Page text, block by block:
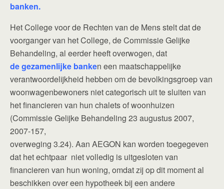
banken.
Het College voor de Rechten van de Mens stelt dat de
voorganger van het College, de Commissie Gelijke
Behandeling, al eerder heeft overwogen, dat
de gezamenlijke banken een maatschappelijke
verantwoordelijkheid hebben om de bevolkingsgroep van
woonwagenbewoners niet categorisch uit te sluiten van
het financieren van hun chalets of woonhuizen
(Commissie Gelijke Behandeling 23 augustus 2007,
2007-157,
overweging 3.24). Aan AEGON kan worden toegegeven
dat het echtpaar niet volledig is uitgesloten van
financieren van hun woning, omdat zij op dit moment al
beschikken over een hypotheek bij een andere